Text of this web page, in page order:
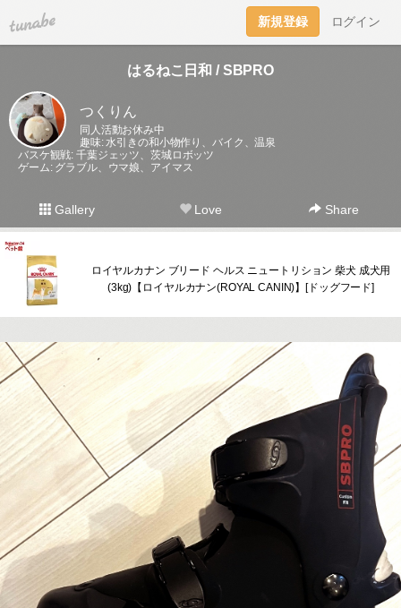
tuna.be 新規登録 ログイン
はるねこ日和 / SBPRO
つくりん
同人活動お休み中
趣味: 水引きの和小物作り、バイク、温泉
バスケ観戦: 千葉ジェッツ、茨城ロボッツ
ゲーム: グラブル、ウマ娘、アイマス
Gallery Love Share
ロイヤルカナン ブリード ヘルス ニュートリション 柴犬 成犬用
(3kg)【ロイヤルカナン(ROYAL CANIN)】[ドッグフード]